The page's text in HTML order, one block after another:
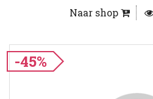
Naar shop
-45%